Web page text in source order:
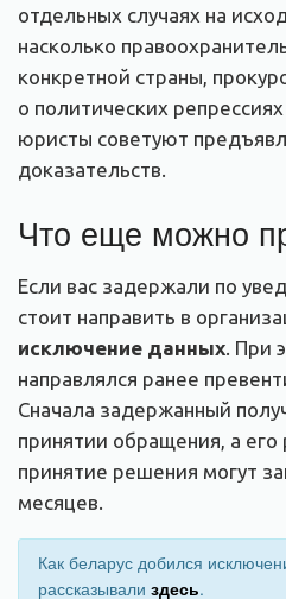
отдельных случаях на
насколько
конкретной страны,
о политических
юристы советуют
доказательств.
Что еще можно
Если вас задержали по
стоит направить в
исключение данных. При
направлялся ранее
Сначала задержанный
принятии обращения, а его
принятие решения могут
месяцев.
Как беларус добился
рассказывали здесь.